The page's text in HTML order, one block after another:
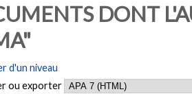
DONT
d'un niveau
ou exporter